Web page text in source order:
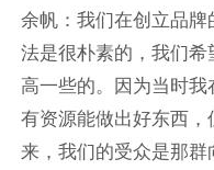
余帆：我们在创立品牌
法是很朴素的，我们希
高一些的。因为当时
有资源能做出好东西
来，我们的受众是那群